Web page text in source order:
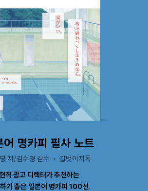
어 명카피 필사 노트
저/김수경 감수
길벗이지톡
직 광고 디렉터가 추천하는
기 좋은 일본어 명카피 100선.